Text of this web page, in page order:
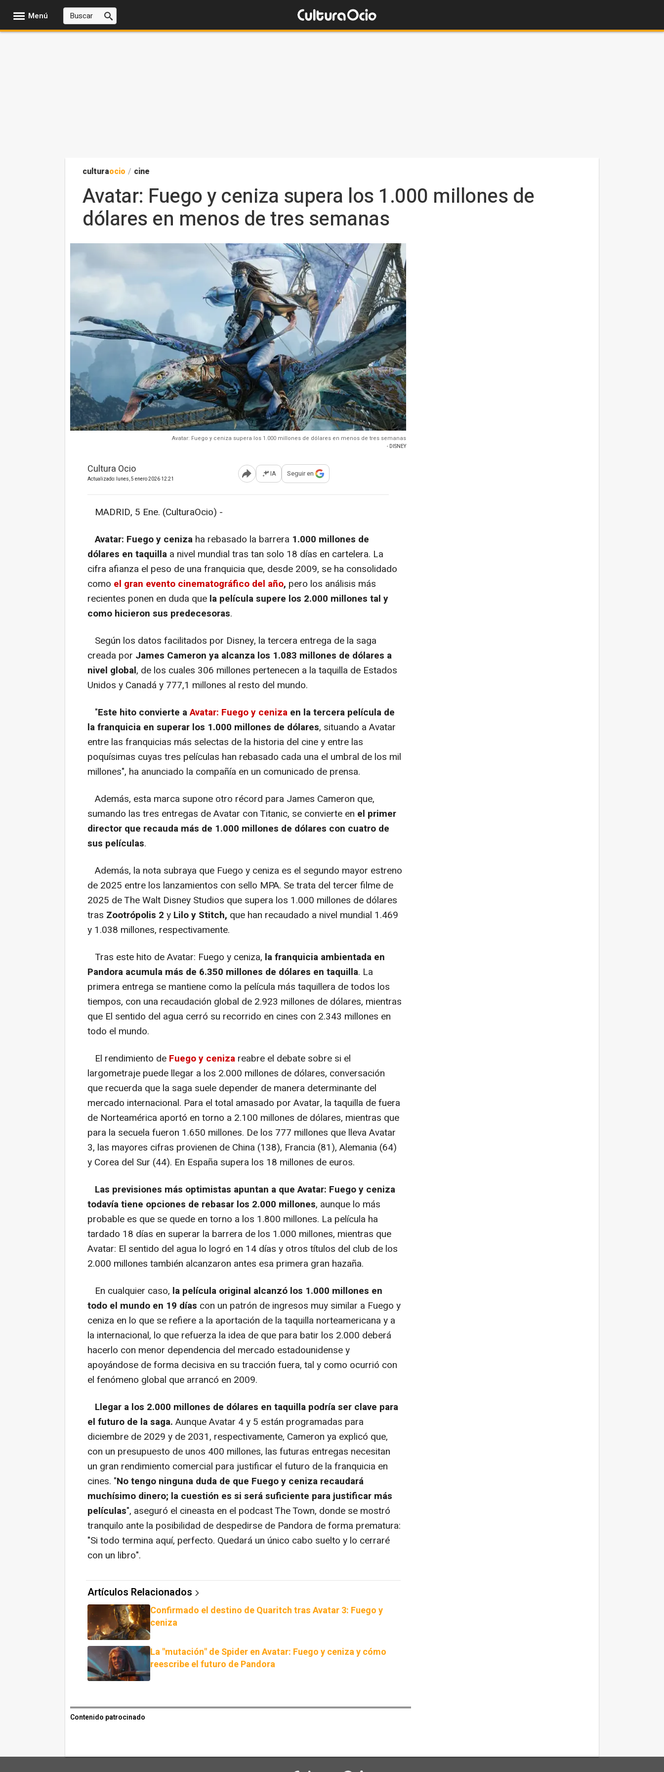
Menú
culturaocio / cine
Avatar: Fuego y ceniza supera los 1.000 millones de
dólares en menos de tres semanas
Avatar: Fuego y ceniza supera los 1.000 millones de dólares en menos de tres semanas
- DISNEY
Cultura Ocio
Actualizado: lunes, 5 enero 2026 12:21 Abrir opciones para compartir
IA Seguir en
MADRID, 5 Ene. (CulturaOcio) -
Avatar: Fuego y ceniza ha rebasado la barrera 1.000 millones de
dólares en taquilla a nivel mundial tras tan solo 18 días en cartelera. La
cifra afianza el peso de una franquicia que, desde 2009, se ha consolidado
como el gran evento cinematográfico del año, pero los análisis más
recientes ponen en duda que la película supere los 2.000 millones tal y
como hicieron sus predecesoras.
Según los datos facilitados por Disney, la tercera entrega de la saga
creada por James Cameron ya alcanza los 1.083 millones de dólares a
nivel global, de los cuales 306 millones pertenecen a la taquilla de Estados
Unidos y Canadá y 777,1 millones al resto del mundo.
"Este hito convierte aAvatar: Fuego y ceniza en la tercera película de
la franquicia en superar los 1.000 millones de dólares, situando a Avatar
entre las franquicias más selectas de la historia del cine y entre las
poquísimas cuyas tres películas han rebasado cada una el umbral de los mil
millones", ha anunciado la compañía en un comunicado de prensa.
Además, esta marca supone otro récord para James Cameron que,
sumando las tres entregas de Avatar con Titanic, se convierte en el primer
director que recauda más de 1.000 millones de dólares con cuatro de
sus películas.
Además, la nota subraya que Fuego y ceniza es el segundo mayor estreno
de 2025 entre los lanzamientos con sello MPA. Se trata del tercer filme de
2025 de The Walt Disney Studios que supera los 1.000 millones de dólares
tras Zootrópolis 2 y Lilo y Stitch, que han recaudado a nivel mundial 1.469
y 1.038 millones, respectivamente.
Tras este hito de Avatar: Fuego y ceniza, la franquicia ambientada en
Pandora acumula más de 6.350 millones de dólares en taquilla. La
primera entrega se mantiene como la película más taquillera de todos los
tiempos, con una recaudación global de 2.923 millones de dólares, mientras
que El sentido del agua cerró su recorrido en cines con 2.343 millones en
todo el mundo.
El rendimiento de Fuego y ceniza reabre el debate sobre si el
largometraje puede llegar a los 2.000 millones de dólares, conversación
que recuerda que la saga suele depender de manera determinante del
mercado internacional. Para el total amasado por Avatar, la taquilla de fuera
de Norteamérica aportó en torno a 2.100 millones de dólares, mientras que
para la secuela fueron 1.650 millones. De los 777 millones que lleva Avatar
3, las mayores cifras provienen de China (138), Francia (81), Alemania (64)
y Corea del Sur (44). En España supera los 18 millones de euros.
Las previsiones más optimistas apuntan a que Avatar: Fuego y ceniza
todavía tiene opciones de rebasar los 2.000 millones, aunque lo más
probable es que se quede en torno a los 1.800 millones. La película ha
tardado 18 días en superar la barrera de los 1.000 millones, mientras que
Avatar: El sentido del agua lo logró en 14 días y otros títulos del club de los
2.000 millones también alcanzaron antes esa primera gran hazaña.
En cualquier caso, la película original alcanzó los 1.000 millones en
todo el mundo en 19 días con un patrón de ingresos muy similar a Fuego y
ceniza en lo que se refiere a la aportación de la taquilla norteamericana y a
la internacional, lo que refuerza la idea de que para batir los 2.000 deberá
hacerlo con menor dependencia del mercado estadounidense y
apoyándose de forma decisiva en su tracción fuera, tal y como ocurrió con
el fenómeno global que arrancó en 2009.
Llegar a los 2.000 millones de dólares en taquilla podría ser clave para
el futuro de la saga. Aunque Avatar 4 y 5 están programadas para
diciembre de 2029 y de 2031, respectivamente, Cameron ya explicó que,
con un presupuesto de unos 400 millones, las futuras entregas necesitan
un gran rendimiento comercial para justificar el futuro de la franquicia en
cines. "No tengo ninguna duda de que Fuego y ceniza recaudará
muchísimo dinero; la cuestión es si será suficiente para justificar más
películas", aseguró el cineasta en el podcast The Town, donde se mostró
tranquilo ante la posibilidad de despedirse de Pandora de forma prematura:
"Si todo termina aquí, perfecto. Quedará un único cabo suelto y lo cerraré
con un libro".
Artículos Relacionados
Confirmado el destino de Quaritch tras Avatar 3: Fuego y
ceniza
La "mutación" de Spider en Avatar: Fuego y ceniza y cómo
reescribe el futuro de Pandora
Contenido patrocinado